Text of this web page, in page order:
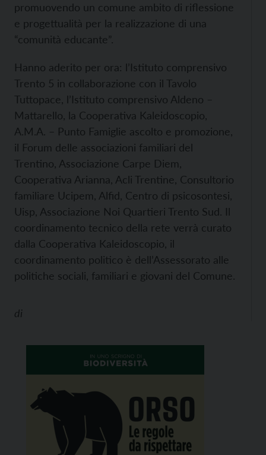
promuovendo un comune ambito di riflessione
e progettualità per la realizzazione di una
“comunità educante”.
Hanno aderito per ora: l’Istituto comprensivo
Trento 5 in collaborazione con il Tavolo
Tuttopace, l’Istituto comprensivo Aldeno –
Mattarello, la Cooperativa Kaleidoscopio,
A.M.A. – Punto Famiglie ascolto e promozione,
il Forum delle associazioni familiari del
Trentino, Associazione Carpe Diem,
Cooperativa Arianna, Acli Trentine, Consultorio
familiare Ucipem, Alfid, Centro di psicosontesi,
Uisp, Associazione Noi Quartieri Trento Sud. Il
coordinamento tecnico della rete verrà curato
dalla Cooperativa Kaleidoscopio, il
coordinamento politico è dell’Assessorato alle
politiche sociali, familiari e giovani del Comune.
di